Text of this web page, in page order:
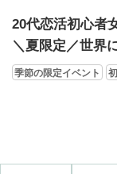
20代恋活初心者
＼夏限定／世界
季節の限定イベント